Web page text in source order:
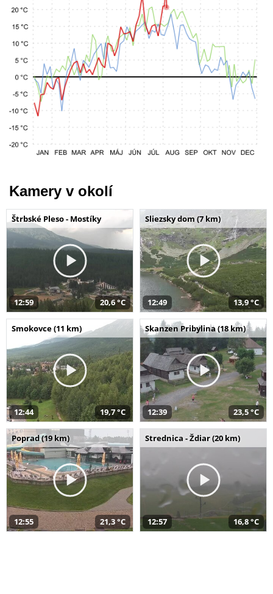
Kamery v okolí
Štrbské Pleso - Mostíky
12:59 20,6 °C
Sliezsky dom (7 km)
12:49 13,9 °C
Smokovce (11 km)
12:44 19,7 °C
Skanzen Pribylina (18 km)
12:39 23,5 °C
Poprad (19 km)
12:55 21,3 °C
Strednica - Ždiar (20 km)
12:57 16,8 °C